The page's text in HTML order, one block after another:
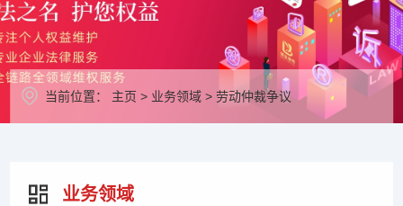
当前位置： 主页 > 业务领域 >劳动仲裁争议
业务领域